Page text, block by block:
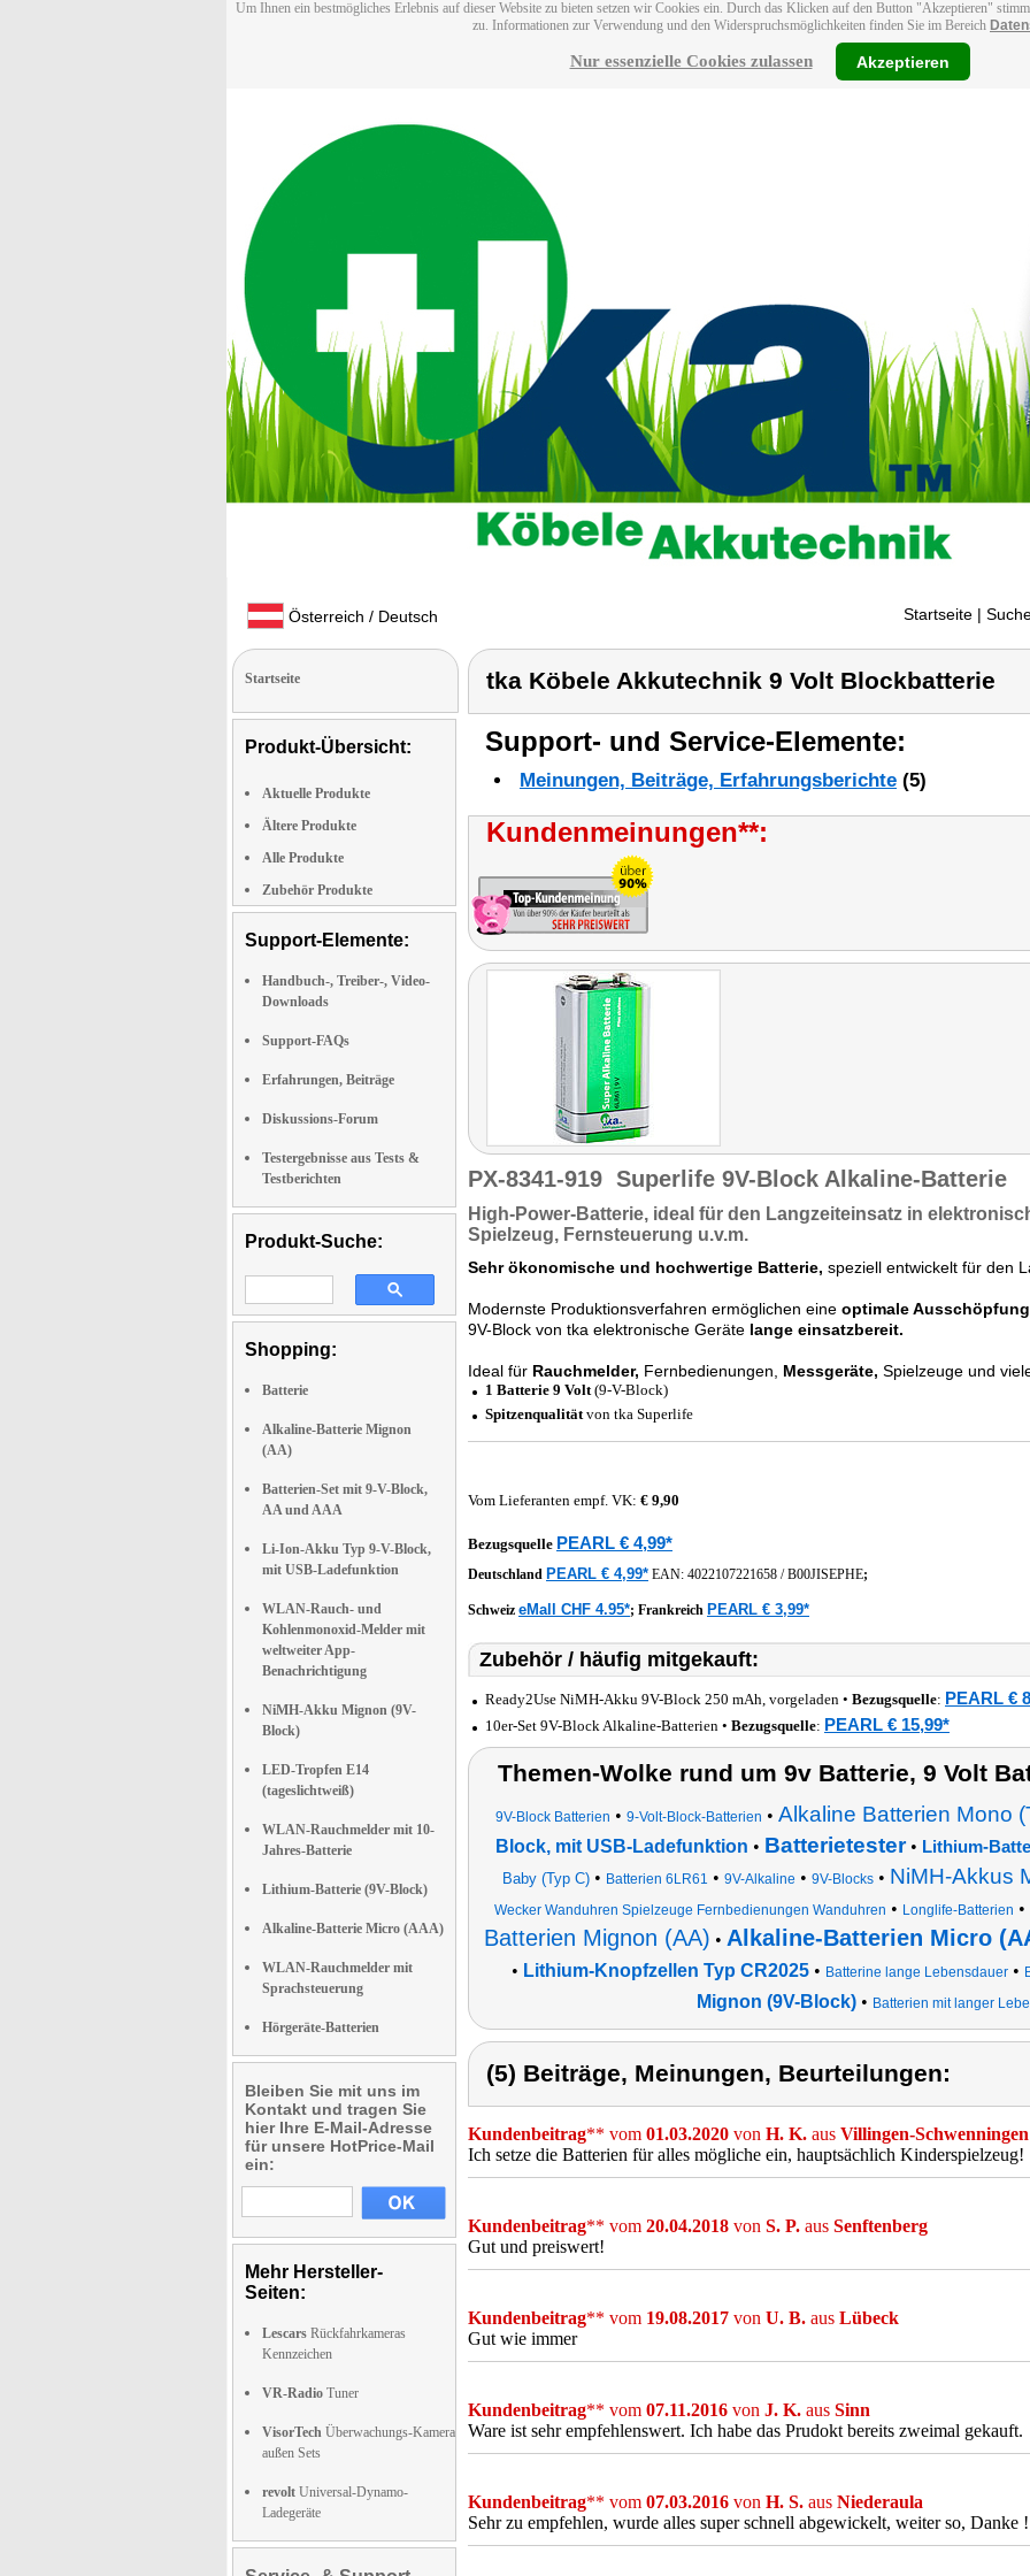
Um Ihnen ein bestmögliches Erlebnis auf dieser Website zu bieten setzen wir Cookies ein. Durch das Klicken auf den Button "Akzeptieren"
zu. Informationen zur Verwendung und den Widerspruchsmöglichkeiten finden Sie im Bereich
Nur essenzielle Cookies zulassen Akzeptieren
Österreich / Deutsch Startseite |
Startseite
Produkt-Übersicht:
Aktuelle Produkte
Ältere Produkte
Alle Produkte
Zubehör Produkte
Support-Elemente:
Handbuch-, Treiber-, Video-
Downloads
Support-FAQs
Erfahrungen, Beiträge
Diskussions-Forum
Testergebnisse aus Tests &
Testberichten
Produkt-Suche:
Shopping:
Batterie
Alkaline-Batterie Mignon
(AA)
Batterien-Set mit 9-V-Block,
AA und AAA
Li-Ion-Akku Typ 9-V-Block,
mit USB-Ladefunktion
WLAN-Rauch- und
Kohlenmonoxid-Melder mit
weltweiter App-
Benachrichtigung
NiMH-Akku Mignon (9V-
Block)
LED-Tropfen E14
(tageslichtweiß)
WLAN-Rauchmelder mit 10-
Jahres-Batterie
Lithium-Batterie (9V-Block)
Alkaline-Batterie Micro (AAA)
WLAN-Rauchmelder mit
Sprachsteuerung
Hörgeräte-Batterien
Bleiben Sie mit uns im
Kontakt und tragen Sie
hier Ihre E-Mail-Adresse
für unsere HotPrice-Mail
ein:
Mehr Hersteller-
Seiten:
Lescars Rückfahrkameras
Kennzeichen
VR-Radio Tuner
VisorTech Überwachungs-Kamera
außen Sets
revolt Universal-Dynamo-
Ladegeräte
tka Köbele Akkutechnik 9 Volt Blockbatterie
Support- und Service-Elemente:
Meinungen, Beiträge, Erfahrungsberichte (5)
Kundenmeinungen**:
PX-8341-919 Superlife 9V-Block Alkaline-Batterie
High-Power-Batterie, ideal für den Langzeiteinsatz in
Spielzeug, Fernsteuerung u.v.m.
Sehr ökonomische und hochwertige Batterie, speziell entwickelt für den
Modernste Produktionsverfahren ermöglichen eine optimale
9V-Block von tka elektronische Geräte lange einsatzbereit.
Ideal für Rauchmelder, Fernbedienungen, Messgeräte, Spielzeuge und
1 Batterie 9 Volt(9-V-Block)
Spitzenqualitätvon tka Superlife
Vom Lieferanten empf. VK: € 9,90
Bezugsquelle PEARL € 4,99*
Deutschland PEARL € 4,99* EAN: 4022107221658 /B00JISEPHE;
Schweiz eMall CHF 4.95*; Frankreich PEARL € 3,99*
Zubehör / häufig mitgekauft:
Ready2Use NiMH-Akku 9V-Block 250 mAh, vorgeladen • Bezugsquelle: PEARL €
10er-Set 9V-Block Alkaline-Batterien • Bezugsquelle: PEARL € 15,99*
Themen-Wolke rund um 9v Batterie, 9 Volt
9V-Block Batterien • 9-Volt-Block-Batterien • Alkaline Batterien Mono
Block, mit USB-Ladefunktion • Batterietester• Lithium-
Baby (Typ C)• Batterien 6LR61 • 9V-Alkaline • 9V-Blocks• NiMH-Akkus
Wecker Wanduhren Spielzeuge Fernbedienungen Wanduhren • Longlife-Batterien •
Batterien Mignon (AA) • Alkaline-Batterien Micro
• Lithium-Knopfzellen Typ CR2025 • Batterine lange Lebensdauer •
Mignon (9V-Block)• Batterien mit langer
(5) Beiträge, Meinungen, Beurteilungen:
Kundenbeitrag** vom 01.03.2020 von H. K. aus Villingen-Schwenningen
Ich setze die Batterien für alles mögliche ein, hauptsächlich Kinderspielzeug!
Kundenbeitrag** vom 20.04.2018 von S. P. aus Senftenberg
Gut und preiswert!
Kundenbeitrag** vom 19.08.2017 von U. B. aus Lübeck
Gut wie immer
Kundenbeitrag** vom 07.11.2016 von J. K. aus Sinn
Ware ist sehr empfehlenswert. Ich habe das Prudokt bereits zweimal gekauft.
Kundenbeitrag** vom 07.03.2016 von H. S. aus Niederaula
Sehr zu empfehlen, wurde alles super schnell abgewickelt, weiter so, Danke